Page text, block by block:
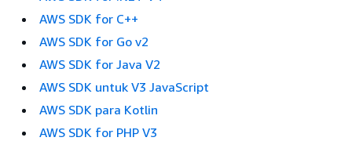
AWS SDK for C++
AWS SDK for Go v2
AWS SDK for Java V2
AWS SDK untuk V3 JavaScript
AWS SDK para Kotlin
AWS SDK for PHP V3